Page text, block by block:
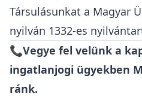
Társulásunkat a Magyar
nyilván 1332-es
📞Vegye fel velünk a
ingatlanjogi ügyekben
ránk.